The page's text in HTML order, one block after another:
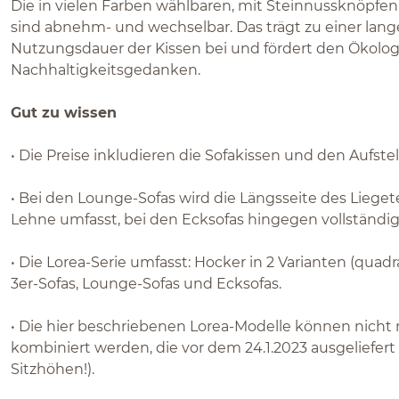
Die in vielen Farben wählbaren, mit
sind abnehm- und wechselbar. Das trägt zu einer
Nutzungsdauer der Kissen bei und fördert den
Nachhaltigkeitsgedanken.
Gut zu wissen
• Die Preise inkludieren die Sofakissen und den
• Bei den Lounge-Sofas wird die Längsseite des
Lehne umfasst, bei den Ecksofas hingegen
• Die Lorea-Serie umfasst: Hocker in 2 Varianten
3er-Sofas, Lounge-Sofas und Ecksofas.
• Die hier beschriebenen Lorea-Modelle können
kombiniert werden, die vor dem 24.1.2023
Sitzhöhen!).